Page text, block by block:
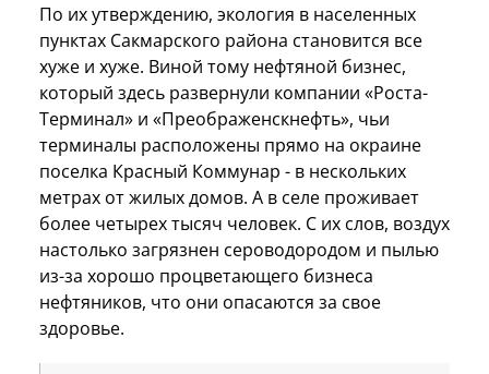
По их утверждению, экология в населенных
пунктах Сакмарского района становится все
хуже и хуже. Виной тому нефтяной бизнес,
который здесь развернули компании «Роста-
Терминал» и «Преображенскнефть», чьи
терминалы расположены прямо на окраине
поселка Красный Коммунар - в нескольких
метрах от жилых домов. А в селе проживает
более четырех тысяч человек. С их слов, воздух
настолько загрязнен сероводородом и пылью
из-за хорошо процветающего бизнеса
нефтяников, что они опасаются за свое
здоровье.